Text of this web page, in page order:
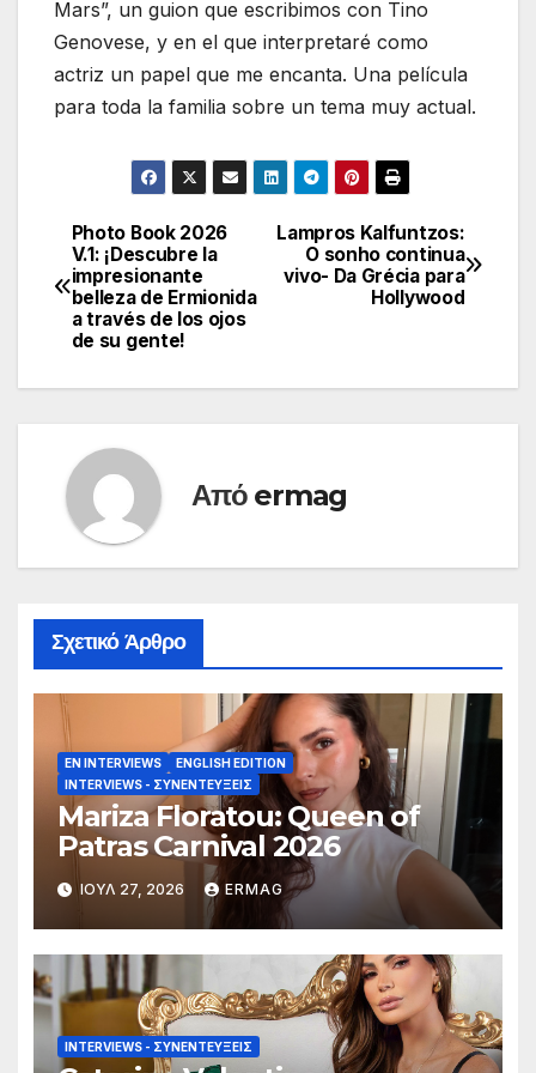
Mars”, un guion que escribimos con Tino
Genovese, y en el que interpretaré como
actriz un papel que me encanta. Una película
para toda la familia sobre un tema muy actual.
Πλοήγηση
άρθρων
Lampros Kalfuntzos:
O sonho continua
vivo- Da Grécia para
Hollywood
Photo Book 2026
V.1: ¡Descubre la
impresionante
belleza de Ermionida
a través de los ojos
de su gente!
Από ermag
Σχετικό Άρθρο
EN INTERVIEWS
ENGLISH EDITION
INTERVIEWS - ΣΥΝΕΝΤΕΎΞΕΙΣ
Mariza Floratou: Queen of
Patras Carnival 2026
ΙΟΎΛ 27, 2026 ERMAG
INTERVIEWS - ΣΥΝΕΝΤΕΎΞΕΙΣ